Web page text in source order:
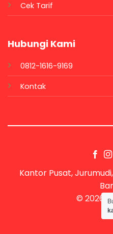
Cek Tarif
Hubungi Kami
0812-1616-9169
Kontak
Kantor Pusat,
© 2026